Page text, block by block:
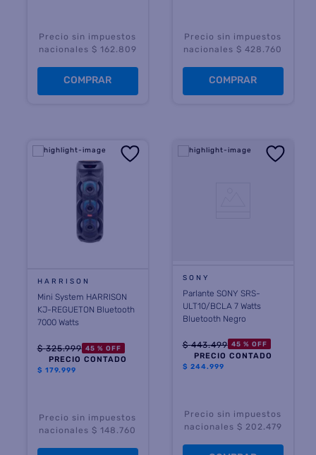
Precio sin impuestos
nacionales $ 162.809
COMPRAR
Precio sin impuestos
nacionales $ 428.760
COMPRAR
HARRISON
Mini System HARRISON
KJ-REGUETON Bluetooth
7000 Watts
$ 325.999 45 % OFF
PRECIO CONTADO
$ 179.999
Precio sin impuestos
nacionales $ 148.760
SONY
Parlante SONY SRS-
ULT10/BCLA 7 Watts
Bluetooth Negro
$ 443.499 45 % OFF
PRECIO CONTADO
$ 244.999
Precio sin impuestos
nacionales $ 202.479